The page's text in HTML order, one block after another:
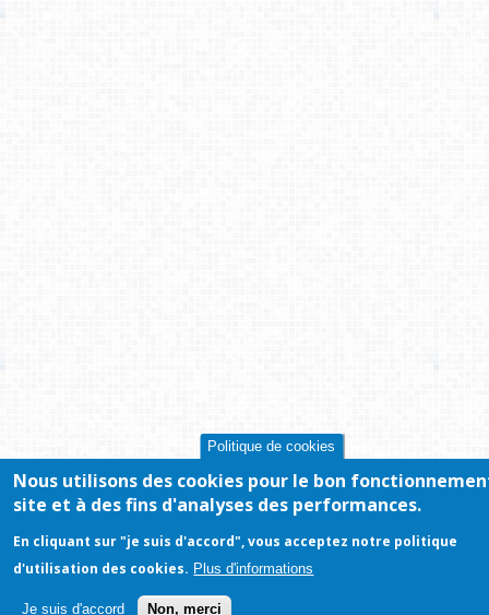
Politique de cookies
Nous utilisons des cookies pour le bon
site et à des fins d'analyses des performances.
En cliquant sur "je suis d'accord", vous acceptez notre politique
d'utilisation des cookies. Plus d'informations
Je suis d'accord Non, merci